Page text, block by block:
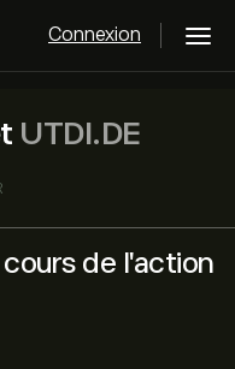
Connexion
UTDI.DE
de l'action